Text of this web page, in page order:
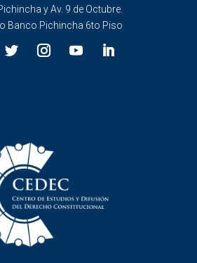
y Av. 9 de Octubre.
Banco Pichincha 6to Piso